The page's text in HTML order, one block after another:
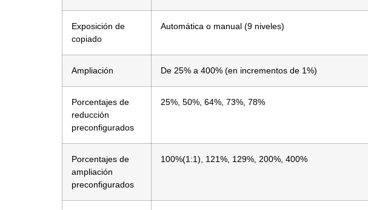
Exposición de
copiado
Automática o manual (9 niveles)
Ampliación De 25% a 400% (en incrementos de 1%)
Porcentajes de
reducción
preconfigurados
25%, 50%, 64%, 73%, 78%
Porcentajes de
ampliación
preconfigurados
100%(1:1), 121%, 129%, 200%, 400%